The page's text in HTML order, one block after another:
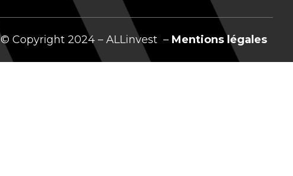
© Copyright 2024 – ALLinvest – Mentions légales